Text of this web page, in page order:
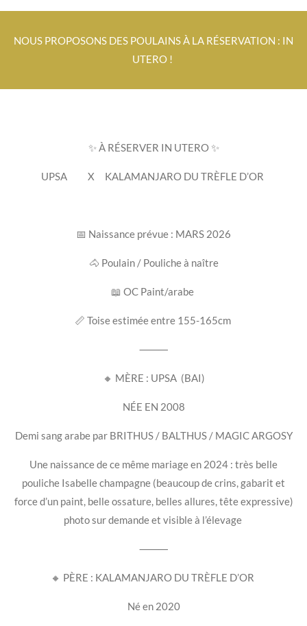
NOUS PROPOSONS DES POULAINS À LA RÉSERVATION : IN
UTERO !
✨ À RÉSERVER IN UTERO ✨
UPSA X KALAMANJARO DU TRÈFLE D’OR
📅 Naissance prévue : MARS 2026
🐴 Poulain / Pouliche à naître
📖 OC Paint/arabe
📏 Toise estimée entre 155-165cm
⸻
🔸 MÈRE : UPSA (BAI)
NÉE EN 2008
Demi sang arabe par BRITHUS / BALTHUS / MAGIC ARGOSY
Une naissance de ce même mariage en 2024 : très belle
pouliche Isabelle champagne (beaucoup de crins, gabarit et
force d’un paint, belle ossature, belles allures, tête expressive)
photo sur demande et visible à l’élevage
⸻
🔸 PÈRE : KALAMANJARO DU TRÈFLE D’OR
Né en 2020